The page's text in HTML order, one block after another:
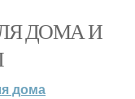
ДОМА И
дома